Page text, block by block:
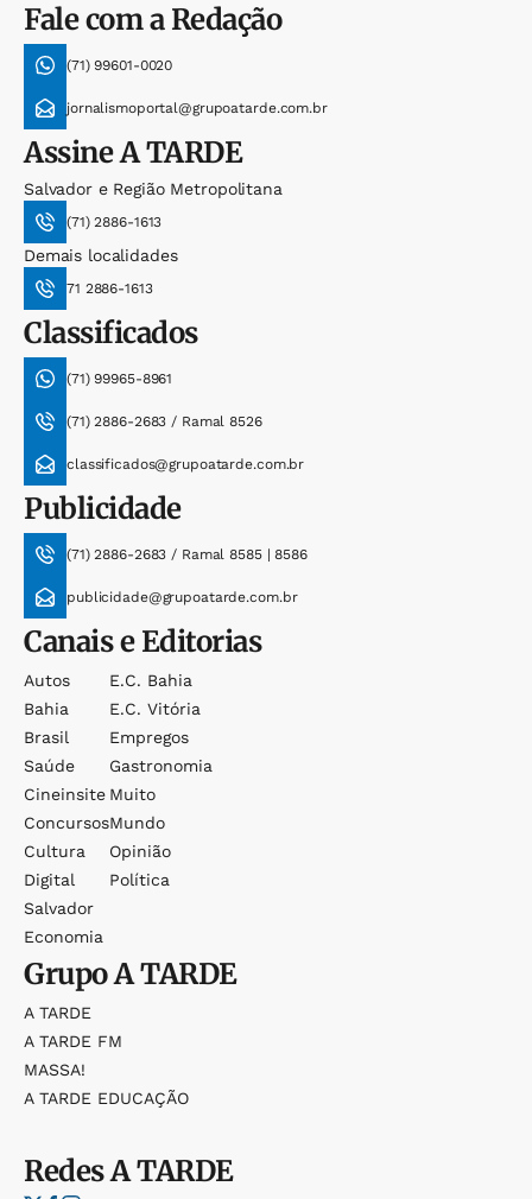
Fale com a Redação
(71) 99601-0020
jornalismoportal@grupoatarde.com.br
AssineA TARDE
Salvador e Região Metropolitana
(71) 2886-1613
Demais localidades
71 2886-1613
Classificados
(71) 99965-8961
(71) 2886-2683 / Ramal 8526
classificados@grupoatarde.com.br
Publicidade
(71) 2886-2683 / Ramal 8585 | 8586
publicidade@grupoatarde.com.br
Canais e Editorias
Autos
Bahia
Brasil
Saúde
Cineinsite
Concursos
Cultura
Digital
Salvador
Economia
E.c. Bahia
E.c. Vitória
Empregos
Gastronomia
Muito
Mundo
Opinião
Política
GrupoA TARDE
A TARDE
A TARDE FM
MASSA!
A TARDE EDUCAÇÃO
RedesA TARDE